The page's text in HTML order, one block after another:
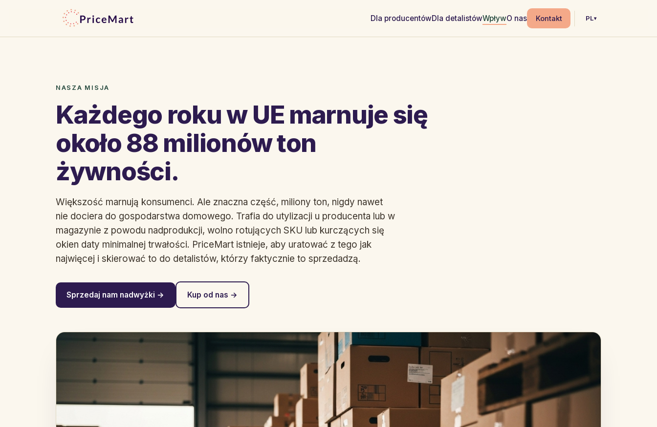
Dla producentówDla detalistówWpływO nas Kontakt PL▾
NASZA MISJA
Każdego roku w UE marnuje się
około 88 milionów ton
żywności.
Większość marnują konsumenci. Ale znaczna część, miliony ton, nigdy nawet
nie dociera do gospodarstwa domowego. Trafia do utylizacji u producenta lub w
magazynie z powodu nadprodukcji, wolno rotujących SKU lub kurczących się
okien daty minimalnej trwałości. PriceMart istnieje, aby uratować z tego jak
najwięcej i skierować to do detalistów, którzy faktycznie to sprzedadzą.
Sprzedaj nam nadwyżki → Kup od nas →